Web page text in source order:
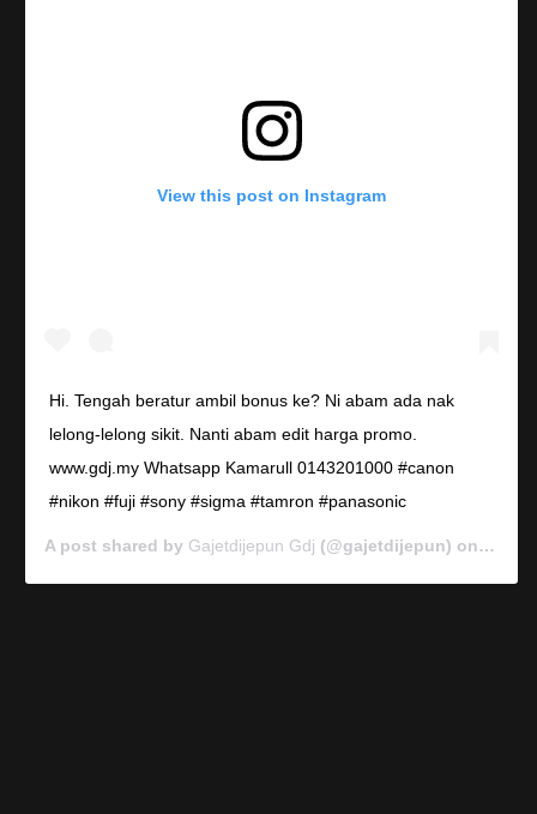
View this post on Instagram
Hi. Tengah beratur ambil bonus ke? Ni abam ada nak
lelong-lelong sikit. Nanti abam edit harga promo.
www.gdj.my Whatsapp Kamarull 0143201000 #canon
#nikon #fuji #sony #sigma #tamron #panasonic
A post shared by Gajetdijepun Gdj (@gajetdijepun) on Jan 7,